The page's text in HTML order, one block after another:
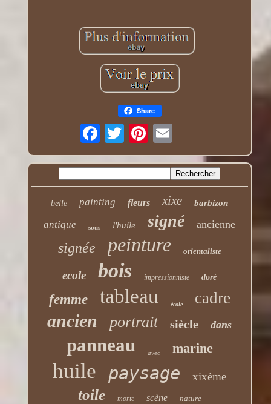
Share
belle painting fleurs xixe barbizon
antique sous l'huile signé ancienne
signée peinture orientaliste
ecole bois impressionniste doré
femme tableau école cadre
ancien portrait siècle dans
panneau avec marine
huile paysage xixème
toile morte scène nature